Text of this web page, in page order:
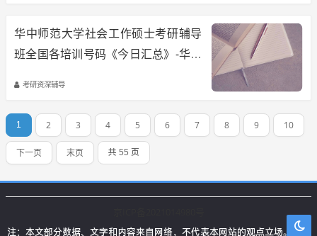
华中师范大学社会工作硕士考研辅导
班全国各培训号码《今日汇总》-华中
考研资深辅导
1 2 3 4 5 6 7 8 9 10
下一页 末页 共 55 页
注：本文部分数据、文字和内容来自网络，不代表本网站的观点立场。本站